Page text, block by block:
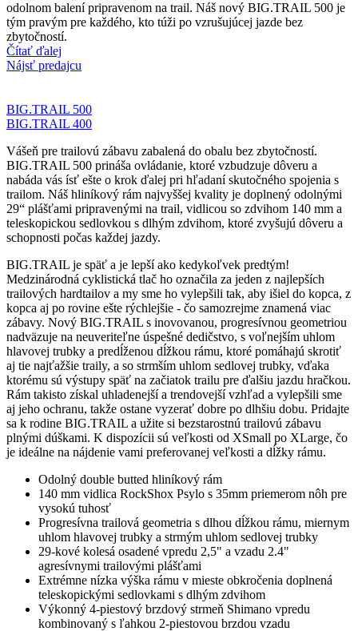
odolnom balení pripravenom na trail. Náš nový BIG.TRAIL 500 je
tým pravým pre každého, kto túži po vzrušujúcej jazde bez
zbytočností.
Čítať ďalej
Nájsť predajcu
BIG.TRAIL 500
BIG.TRAIL 400
Vášeň pre trailovú zábavu zabalená do obalu bez zbytočností.
BIG.TRAIL 500 prináša ovládanie, ktoré vzbudzuje dôveru a
nabáda vás ísť ešte o krok ďalej pri hľadaní skutočného spojenia s
trailom. Náš hliníkový rám najvyššej kvality je doplnený odolnými
29“ plášťami pripravenými na trail, vidlicou so zdvihom 140 mm a
teleskopickou sedlovkou s dlhým zdvihom, ktoré zvyšujú dôveru a
schopnosti počas každej jazdy.
BIG.TRAIL je späť a je lepší ako kedykoľvek predtým!
Medzinárodná cyklistická tlač ho označila za jeden z najlepších
trailových hardtailov a my sme ho vylepšili tak, aby išiel do kopca, z
kopca aj po rovine ešte rýchlejšie - čo samozrejme znamená viac
zábavy. Nový BIG.TRAIL s inovovanou, progresívnou geometriou
nadväzuje na neuveriteľne úspešné dedičstvo, s voľnejším uhlom
hlavovej trubky a predĺženou dĺžkou rámu, ktoré pomáhajú skrotiť
aj tie najťažšie traily, a so strmším uhlom sedlovej trubky, vďaka
ktorému sú výstupy späť na začiatok trailu pre ďalšiu jazdu hračkou.
Rám takisto získal uhladenejší a trendovejší vzhľad a vylepšili sme
aj jeho ochranu, takže ostane vyzerať dobre po dlhšiu dobu. Pridajte
sa k rodine BIG.TRAIL a užite si bezstarostnú trailovú zábavu
plnými dúškami. K dispozícii sú veľkosti od XSmall po XLarge, čo
je ideálne na nájdenie vami preferovanej veľkosti a dĺžky rámu.
Odolný double butted hliníkový rám
140 mm vidlica RockShox Psylo s 35mm priemerom nôh pre
vysokú tuhosť
Progresívna trailová geometria s dlhou dĺžkou rámu, miernym
uhlom hlavovej trubky a strmým uhlom sedlovej trubky
29-kové kolesá osadené vpredu 2,5" a vzadu 2.4"
agresívnymi trailovými plášťami
Extrémne nízka výška rámu v mieste obkročenia doplnená
teleskopickými sedlovkami s dlhým zdvihom
Výkonný 4-piestový brzdový strmeň Shimano vpredu
kombinovaný s ľahkou 2-piestovou brzdou vzadu